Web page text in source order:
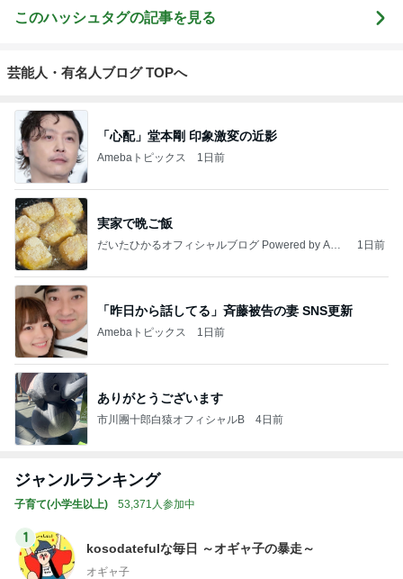
このハッシュタグの記事を見る
芸能人・有名人ブログ TOPへ
「心配」堂本剛 印象激変の近影
Amebaトピックス 1日前
実家で晩ご飯
だいたひかるオフィシャルブログ Powered by Ame
1日前
「昨日から話してる」斉藤被告の妻 SNS更新
Amebaトピックス 1日前
ありがとうございます
市川團十郎白猿オフィシャルB 4日前
ジャンルランキング
子育て(小学生以上) 53,371人参加中
1
kosodatefulな毎日 ～オギャ子の暴走～
オギャ子